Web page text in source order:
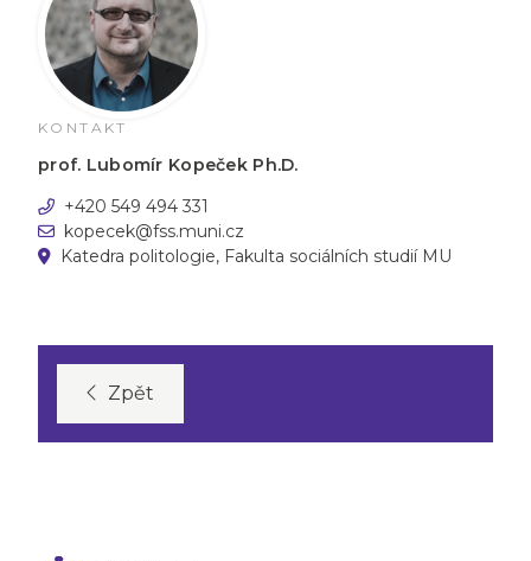
KONTAKT
prof. Lubomír Kopeček Ph.D.
+420 549 494 331
kopecek@fss.muni.cz
Katedra politologie, Fakulta sociálních studií MU
Zpět